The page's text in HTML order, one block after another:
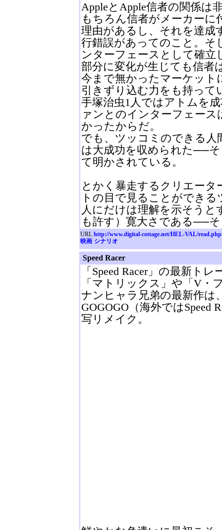
AppleとApple信者の関係は
もちろん信者がメーカー
理由があるし、それを達成
行錯誤があってのこと。
ンターフェースとして確
部分に変化が生じても信者
今まで無かったマーケッ
引きずり込む力をも持って
手塚治虫1人ではアトムを
ァンとのインターフェー
かったからだ。
でも、ツッコミのできる
は大成功を収められた──
て明かされている。
とかく暴走するクリエー
トの目で見ることができ
人にだけは理解を示そうと
も許す）寛大さである──
URL http://www.digital-cottage.net/HEL-VAL/
映画 シナリオ
Speed Racer
「Speed Racer」の最新ト
「マトリックス」や「V・
ナンヒャラ兄弟の最新作は
GOGOGO（海外ではSpeed
写リメイク。